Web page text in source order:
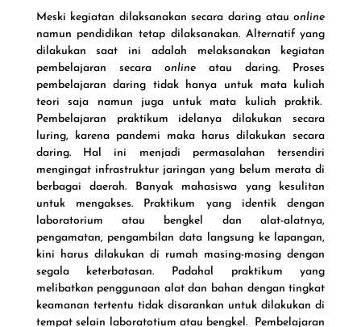
Meski kegiatan dilaksanakan secara daring atauonline
namun pendidikan tetap dilaksanakan. Alternatif yang
dilakukan saat ini adalah melaksanakan kegiatan
pembelajaran secara onlineatau daring. Proses
pembelajaran daring tidak hanya untuk mata kuliah
teori saja namun juga untuk mata kuliah praktik.
Pembelajaran praktikum idelanya dilakukan secara
luring, karena pandemi maka harus dilakukan secara
daring. Hal ini menjadi permasalahan tersendiri
mengingat infrastruktur jaringan yang belum merata di
berbagai daerah. Banyak mahasiswa yang kesulitan
untuk mengakses. Praktikum yang identik dengan
laboratorium atau bengkel dan alat-alatnya,
pengamatan, pengambilan data langsung ke lapangan,
kini harus dilakukan di rumah masing-masing dengan
segala keterbatasan. Padahal praktikum yang
melibatkan penggunaan alat dan bahan dengan tingkat
keamanan tertentu tidak disarankan untuk dilakukan di
tempat selain laboratotium atau bengkel. Pembelajaran